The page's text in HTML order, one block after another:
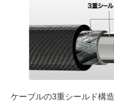
ケーブルの3重シールド構